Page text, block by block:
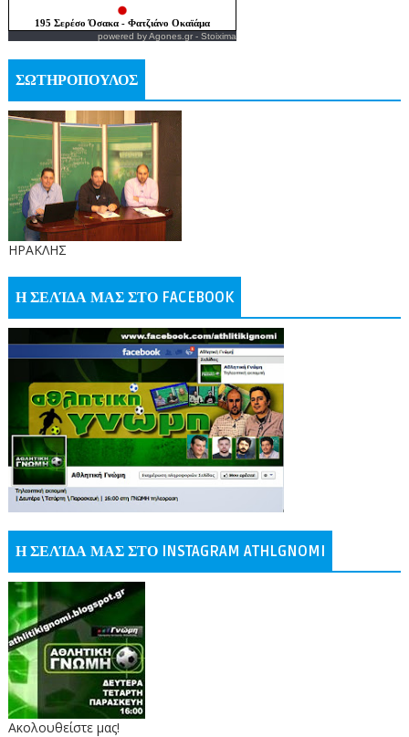
powered byAgones.gr- Stoixima
ΣΩΤΗΡΟΠΟΥΛΟΣ
ΗΡΑΚΛΗΣ
Η ΣΕΛΊΔΑ ΜΑΣ ΣΤΟ FACEBOOK
Η ΣΕΛΊΔΑ ΜΑΣ ΣΤΟ INSTAGRAM ATHLGNOMI
Ακολουθείστε μας!